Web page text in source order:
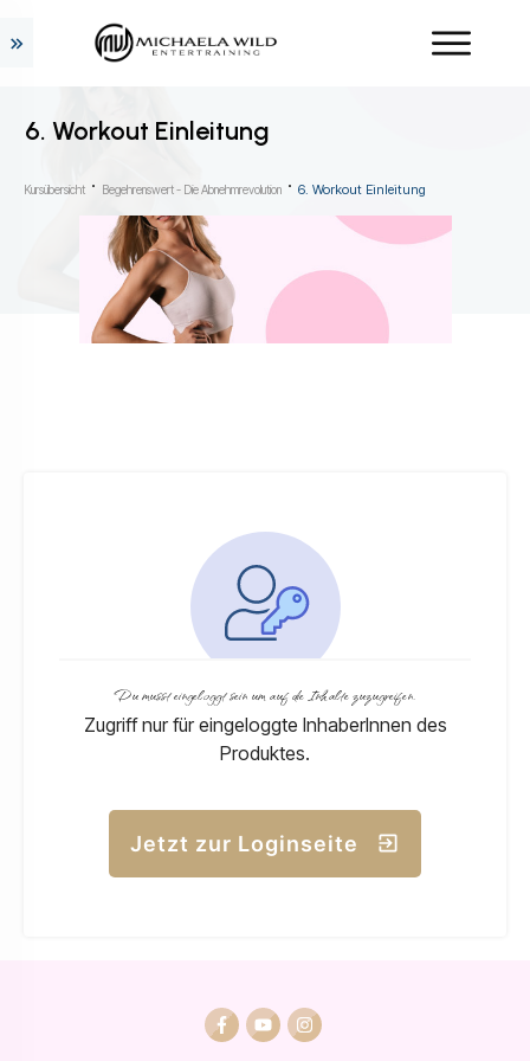
6. Workout Einleitung
Kursübersicht Begehrenswert - Die Abnehmrevolution 6. Workout Einleitung
Du musst eingeloggt sein um auf die Inhalte zuzugreifen.
Zugriff nur für eingeloggte InhaberInnen des
Produktes.
Jetzt zur Loginseite